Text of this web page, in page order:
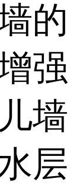
的
强
墙
层